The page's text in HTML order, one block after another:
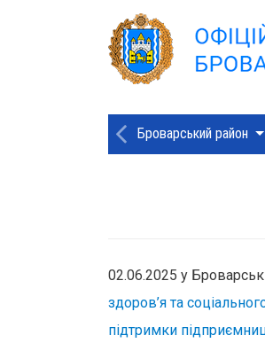
Броварський район
02.06.2025 у
здоров’я та
підтримки